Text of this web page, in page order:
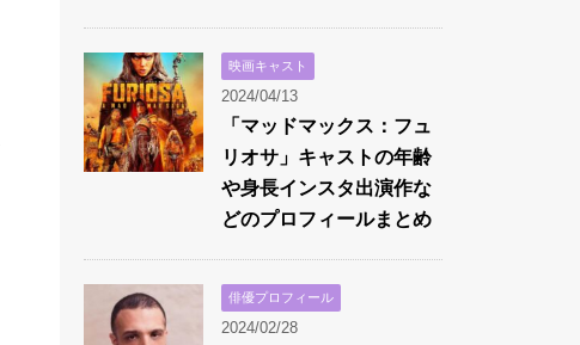
映画キャスト
2024/04/13
「マッドマックス：フュ
リオサ」キャストの年齢
や身長インスタ出演作な
どのプロフィールまとめ
俳優プロフィール
2024/02/28